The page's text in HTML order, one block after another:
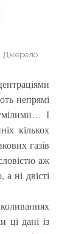
Джерело
непрямі
І
кількох
газів
аж
ні двісті
ці дані із